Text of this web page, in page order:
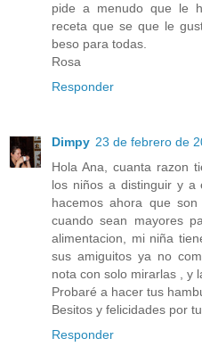
pide a menudo que le
receta que se que le
beso para todas.
Rosa
Responder
Dimpy 23 de febrero de
Hola Ana, cuanta razon
los niños a distinguir y a
hacemos ahora que
cuando sean mayores
alimentacion, mi niña
sus amiguitos ya no
nota con solo mirarlas , y
Probaré a hacer tus
Besitos y felicidades por
Responder